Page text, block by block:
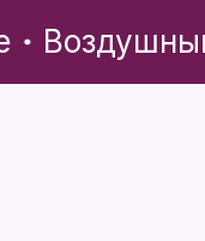
Воздушный